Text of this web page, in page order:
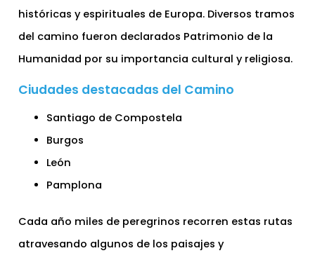
históricas y espirituales de Europa. Diversos tramos
del camino fueron declarados Patrimonio de la
Humanidad por su importancia cultural y religiosa.
Ciudades destacadas del Camino
Santiago de Compostela
Burgos
León
Pamplona
Cada año miles de peregrinos recorren estas rutas
atravesando algunos de los paisajes y